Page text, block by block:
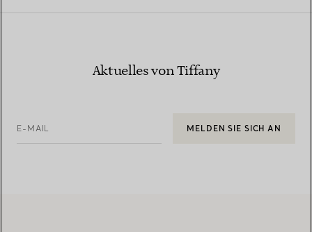
Aktuelles von Tiffany
E-MAIL MELDEN SIE SICH AN